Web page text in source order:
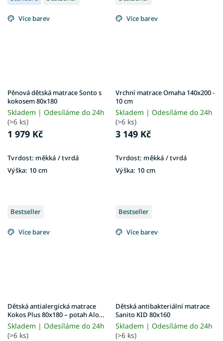
Více barev
Pěnová dětská matrace Sonto s
kokosem 80x180
Skladem | Odesíláme do 24h
(>6 ks)
1 979 Kč
Tvrdost: měkká / tvrdá
Výška: 10 cm
Více barev
Vrchní matrace Omaha 140x200 -
10 cm
Skladem | Odesíláme do 24h
(>6 ks)
3 149 Kč
Tvrdost: měkká / tvrdá
Výška: 10 cm
Bestseller
Více barev
Dětská antialergická matrace
Kokos Plus 80x180 – potah Aloe
Vera
Skladem | Odesíláme do 24h
(>6 ks)
Bestseller
Více barev
Dětská antibakteriální matrace
Sanito KID 80x160
Skladem | Odesíláme do 24h
(>6 ks)